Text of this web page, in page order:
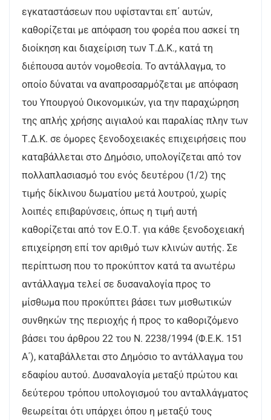
εγκαταστάσεων που υφίστανται επ΄ αυτών,
καθορίζεται με απόφαση του φορέα που ασκεί τη
διοίκηση και διαχείριση των Τ.Δ.Κ., κατά τη
διέπουσα αυτόν νομοθεσία. Το αντάλλαγμα, το
οποίο δύναται να αναπροσαρμόζεται με απόφαση
του Υπουργού Οικονομικών, για την παραχώρηση
της απλής χρήσης αιγιαλού και παραλίας πλην των
Τ.Δ.Κ. σε όμορες ξενοδοχειακές επιχειρήσεις που
καταβάλλεται στο Δημόσιο, υπολογίζεται από τον
πολλαπλασιασμό του ενός δευτέρου (1/2) της
τιμής δίκλινου δωματίου μετά λουτρού, χωρίς
λοιπές επιβαρύνσεις, όπως η τιμή αυτή
καθορίζεται από τον Ε.Ο.Τ. για κάθε ξενοδοχειακή
επιχείρηση επί τον αριθμό των κλινών αυτής. Σε
περίπτωση που το προκύπτον κατά τα ανωτέρω
αντάλλαγμα τελεί σε δυσαναλογία προς το
μίσθωμα που προκύπτει βάσει των μισθωτικών
συνθηκών της περιοχής ή προς το καθοριζόμενο
βάσει του άρθρου 22 του Ν. 2238/1994 (Φ.Ε.Κ. 151
Α΄), καταβάλλεται στο Δημόσιο το αντάλλαγμα του
εδαφίου αυτού. Δυσαναλογία μεταξύ πρώτου και
δεύτερου τρόπου υπολογισμού του ανταλλάγματος
θεωρείται ότι υπάρχει όπου η μεταξύ τους